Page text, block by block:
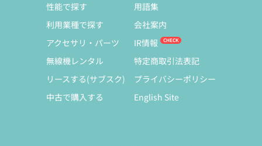
性能で探す
利用業種で探す
アクセサリ・パーツ
無線機レンタル
リースする(サブスク)
中古で購入する
用語集
会社案内
IR情報
特定商取引法表記
プライバシーポリシー
English Site